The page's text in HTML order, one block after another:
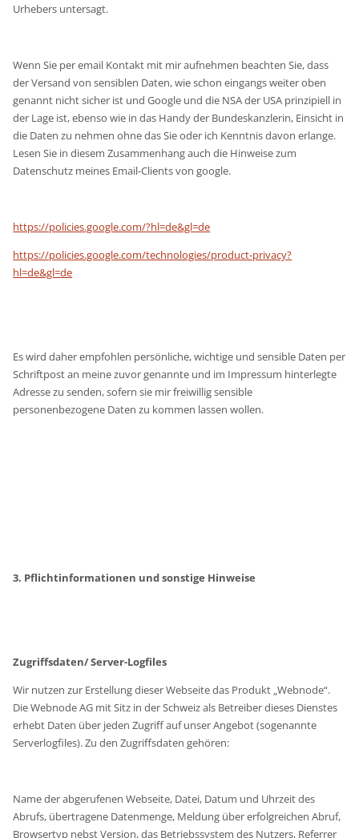
Urhebers untersagt.
Wenn Sie per email Kontakt mit mir aufnehmen beachten Sie, dass
der Versand von sensiblen Daten, wie schon eingangs weiter oben
genannt nicht sicher ist und Google und die NSA der USA prinzipiell in
der Lage ist, ebenso wie in das Handy der Bundeskanzlerin, Einsicht in
die Daten zu nehmen ohne das Sie oder ich Kenntnis davon erlange.
Lesen Sie in diesem Zusammenhang auch die Hinweise zum
Datenschutz meines Email-Clients von google.
https://policies.google.com/?hl=de&gl=de
https://policies.google.com/technologies/product-privacy?
hl=de&gl=de
Es wird daher empfohlen persönliche, wichtige und sensible Daten per
Schriftpost an meine zuvor genannte und im Impressum hinterlegte
Adresse zu senden, sofern sie mir freiwillig sensible
personenbezogene Daten zu kommen lassen wollen.
3. Pflichtinformationen und sonstige Hinweise
Zugriffsdaten/ Server-Logfiles
Wir nutzen zur Erstellung dieser Webseite das Produkt „Webnode“.
Die Webnode AG mit Sitz in der Schweiz als Betreiber dieses Dienstes
erhebt Daten über jeden Zugriff auf unser Angebot (sogenannte
Serverlogfiles). Zu den Zugriffsdaten gehören:
Name der abgerufenen Webseite, Datei, Datum und Uhrzeit des
Abrufs, übertragene Datenmenge, Meldung über erfolgreichen Abruf,
Browsertyp nebst Version, das Betriebssystem des Nutzers, Referrer